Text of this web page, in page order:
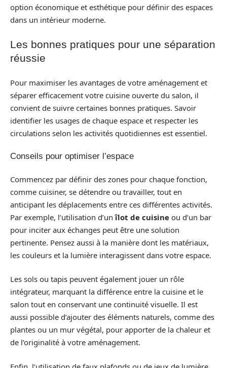
option économique et esthétique pour définir des espaces
dans un intérieur moderne.
Les bonnes pratiques pour une séparation
réussie
Pour maximiser les avantages de votre aménagement et
séparer efficacement votre cuisine ouverte du salon, il
convient de suivre certaines bonnes pratiques. Savoir
identifier les usages de chaque espace et respecter les
circulations selon les activités quotidiennes est essentiel.
Conseils pour optimiser l’espace
Commencez par définir des zones pour chaque fonction,
comme cuisiner, se détendre ou travailler, tout en
anticipant les déplacements entre ces différentes activités.
Par exemple, l’utilisation d’unîlot de cuisine ou d’un bar
pour inciter aux échanges peut être une solution
pertinente. Pensez aussi à la manière dont les matériaux,
les couleurs et la lumière interagissent dans votre espace.
Les sols ou tapis peuvent également jouer un rôle
intégrateur, marquant la différence entre la cuisine et le
salon tout en conservant une continuité visuelle. Il est
aussi possible d’ajouter des éléments naturels, comme des
plantes ou un mur végétal, pour apporter de la chaleur et
de l’originalité à votre aménagement.